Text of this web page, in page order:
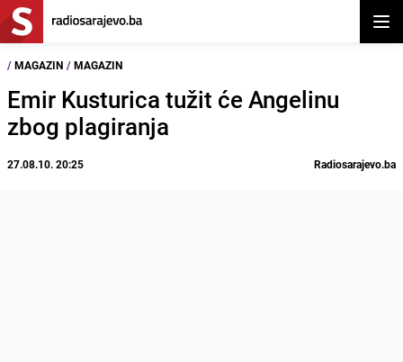
/ MAGAZIN / MAGAZIN
Emir Kusturica tužit će Angelinu
zbog plagiranja
27.08.10. 20:25 Radiosarajevo.ba